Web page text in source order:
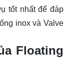
tốt nhất để đáp
inox và Valve
Floating